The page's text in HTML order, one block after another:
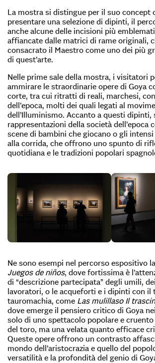
La mostra si distingue per il suo concept
presentare una selezione di dipinti, il
anche alcune delle incisioni più
affiancate dalle matrici di rame originali,
consacrato il Maestro come uno dei più
di quest’arte.
Nelle prime sale della mostra, i visitatori
ammirare le straordinarie opere di Goya
corte, tra cui ritratti di reali, marchesi,
dell’epoca, molti dei quali legati al
dell’Illuminismo. Accanto a questi dipinti,
rappresentazioni della società dell’epoca
scene di bambini che giocano o gli
alla corrida, che offrono uno spunto di
quotidiana e le tradizioni popolari
Ne sono esempi nel percorso espositivo
Juegos de niños, dove fortissima è
di “descrizione partecipata” degli umili,
lavoratori, o le acqueforti e i dipinti con il
tauromachia, come Las mulillaso Il
dove emerge il pensiero critico di Goya
solo di uno spettacolo popolare e cruento
del toro, ma una velata quanto efficace
Queste opere offrono un contrasto
mondo dell’aristocrazia e quello del
versatilità e la profondità del genio di